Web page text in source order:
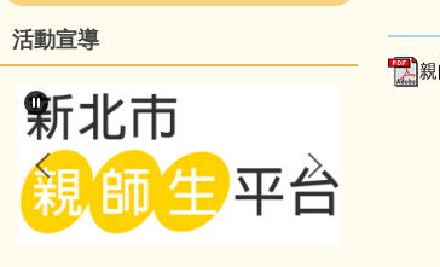
活動宣導